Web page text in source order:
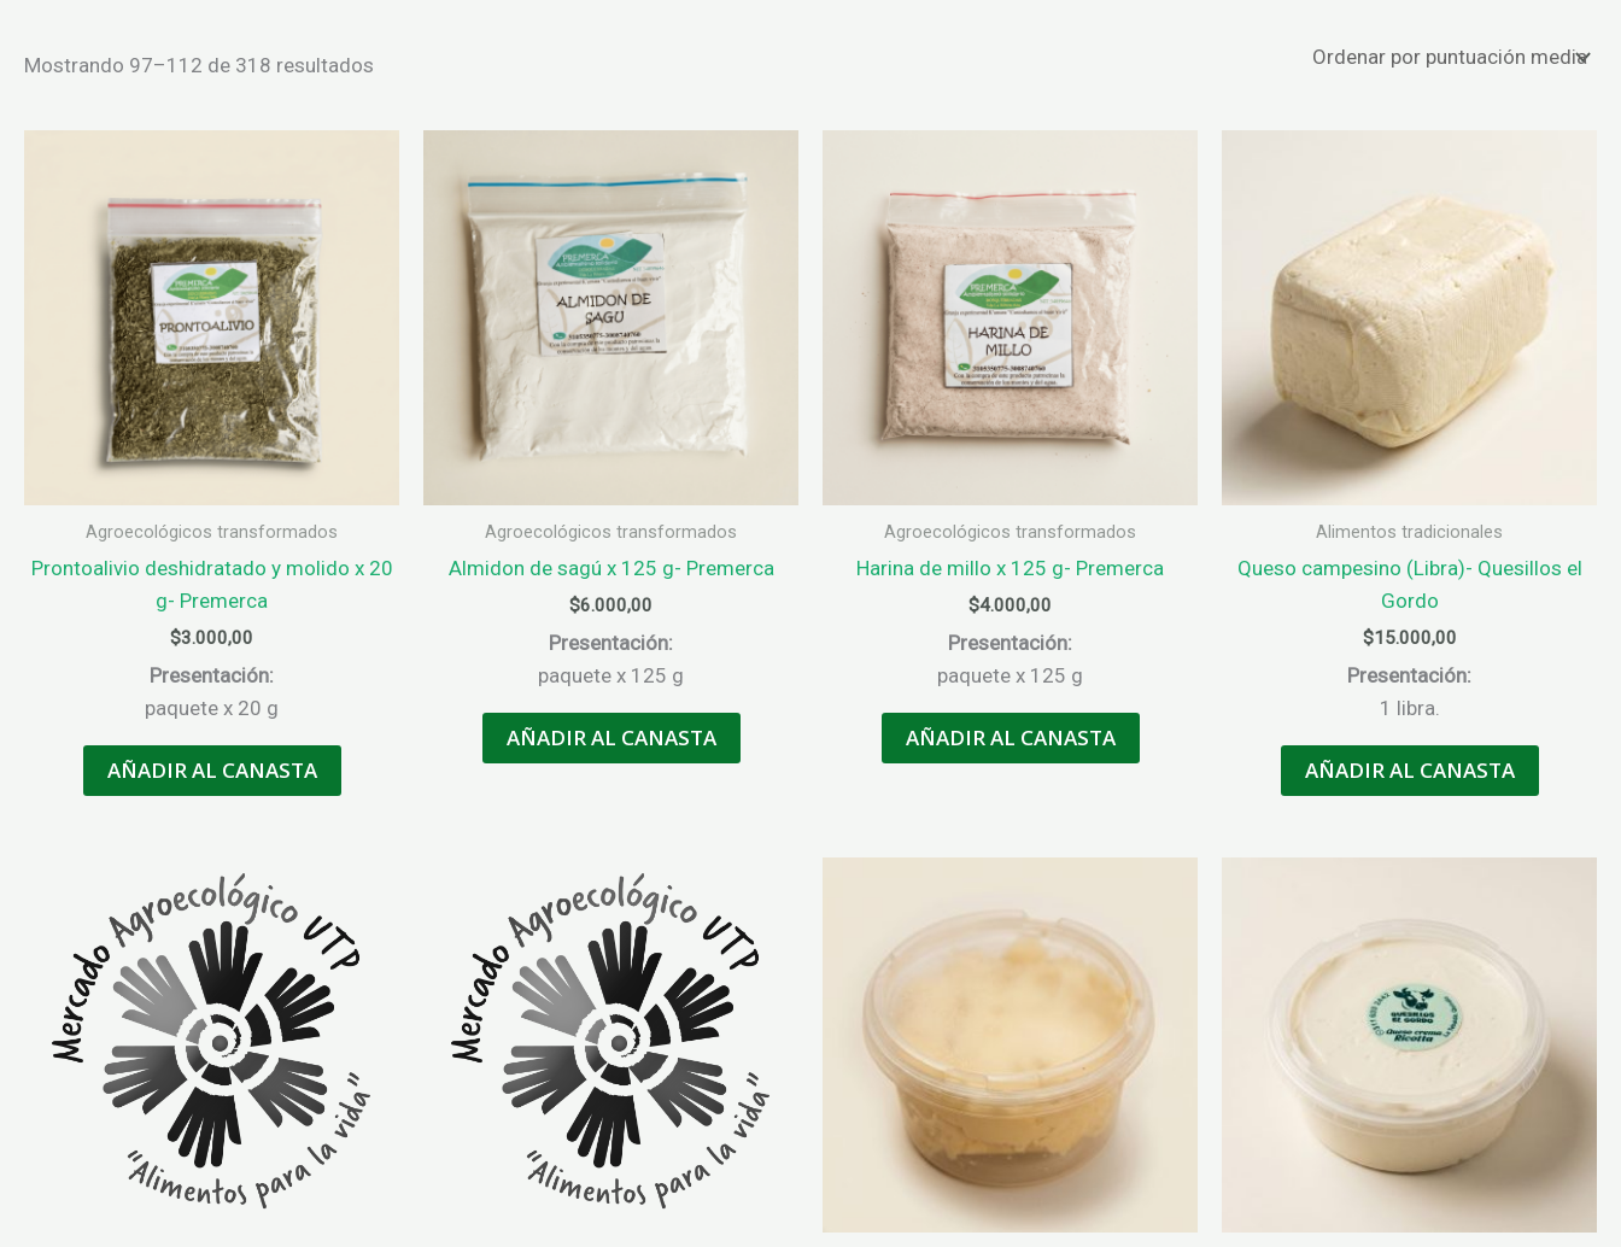
Mostrando 97–112 de 318 resultados
media
Agroecológicos transformados
Prontoalivio deshidratado y molido x 20
g- Premerca
$3.000,00
Presentación:
paquete x 20 g
AÑADIR AL CANASTA
Agroecológicos transformados
Almidon de sagú x 125 g- Premerca
$6.000,00
Presentación:
paquete x 125 g
AÑADIR AL CANASTA
Agroecológicos transformados
Harina de millo x 125 g- Premerca
$4.000,00
Presentación:
paquete x 125 g
AÑADIR AL CANASTA
Alimentos tradicionales
Queso campesino (Libra)- Quesillos el
Gordo
$15.000,00
Presentación:
1 libra.
AÑADIR AL CANASTA